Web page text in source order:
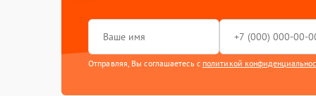
Отправляя, Вы соглашаетесь с политикой